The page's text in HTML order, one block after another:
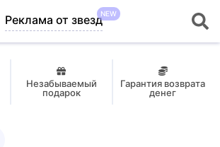
Реклама от звездNEW
Незабываемый
подарок
Гарантия возврата
денег